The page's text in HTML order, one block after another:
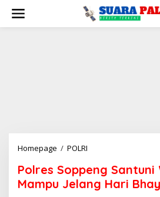
konten
Homepage / POLRI
Santuni
Warga
Polres Soppeng
Mampu Jelang Hari